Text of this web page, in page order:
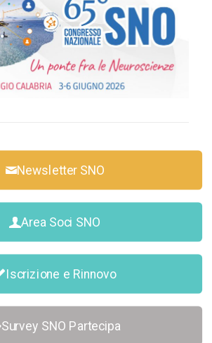
Newsletter SNO
Area Soci SNO
Iscrizione e Rinnovo
Survey SNO Partecipa